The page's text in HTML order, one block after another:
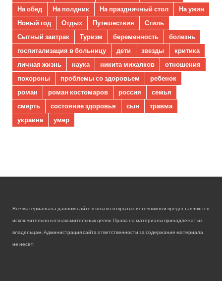
На обед
На полдник На праздничный стол
На ужин
Новый год
Отдых Путешествия
Стиль
Сытный завтрак
Туризм беременность
болезнь
госпитализация в больницу
дети звезды
критика
личная жизнь
наука никита михалков
отношения
похороны
проблемы со здоровьем
ребенок
роман
роман костомаров россия
семья
смерть
состояние здоровья сын
травма
украина
умер
Все материалы на данном сайте взяты из открытых источников и предоставляются
исключительно в ознакомительных целях. Права на материалы принадлежат их
владельцам. Администрация сайта ответственности за содержание материала
не несет.